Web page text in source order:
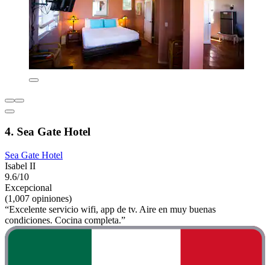
4. Sea Gate Hotel
Sea Gate Hotel
Isabel II
9.6/10
Excepcional
(1,007 opiniones)
“Excelente servicio wifi, app de tv. Aire en muy buenas
condiciones. Cocina completa.”